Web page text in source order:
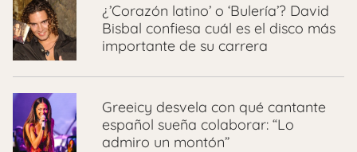
¿’Corazón latino’ o ‘Bulería’? David
Bisbal confiesa cuál es el disco más
importante de su carrera
Greeicy desvela con qué cantante
español sueña colaborar: “Lo
admiro un montón”